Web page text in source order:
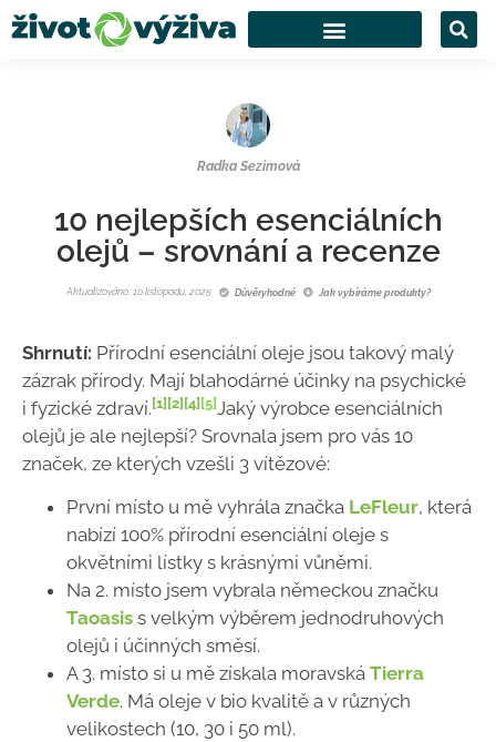
Radka Sezimová
10 nejlepších esenciálních
olejů – srovnání a recenze
Aktualizováno: 10 listopadu, 2025 Důvěryhodné Jak vybíráme produkty?
Shrnutí: Přírodní esenciální oleje jsou takový malý
zázrak přírody. Mají blahodárné účinky na psychické
i fyzické zdraví.[1][2][4][5]Jaký výrobce esenciálních
olejů je ale nejlepší? Srovnala jsem pro vás 10
značek, ze kterých vzešli 3 vítězové:
První místo u mě vyhrála značka LeFleur, která
nabízí 100% přírodní esenciální oleje s
okvětními lístky s krásnými vůněmi.
Na 2. místo jsem vybrala německou značku
Taoasis s velkým výběrem jednodruhových
olejů i účinných směsí.
A 3. místo si u mě získala moravská Tierra
Verde. Má oleje v bio kvalitě a v různých
velikostech (10, 30 i 50 ml).